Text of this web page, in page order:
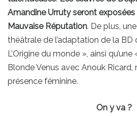
Amandine Urruty seront exposées
Mauvaise Réputation. De plus,
théâtrale de l’adaptation de la
L’Origine du monde », ainsi
Blonde Venus avec Anouk
présence féminine.
On y va ?